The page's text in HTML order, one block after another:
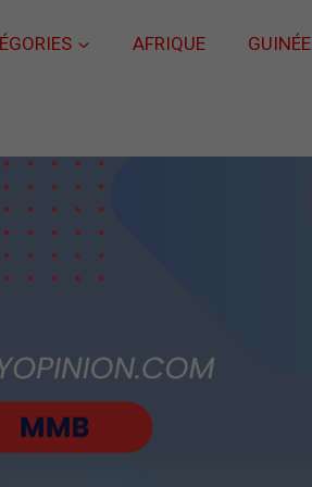
AFRIQUE GUINÉE